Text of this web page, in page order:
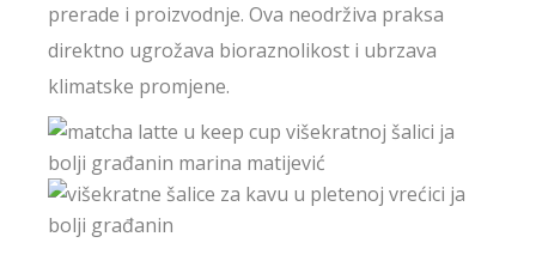
prerade i proizvodnje. Ova neodrživa praksa
direktno ugrožava bioraznolikost i ubrzava
klimatske promjene.